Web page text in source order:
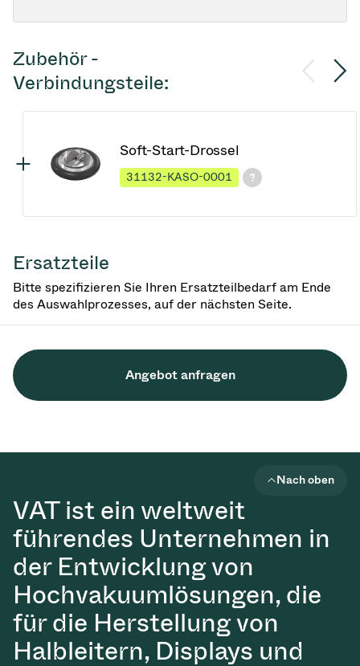
Zubehör -
Verbindungsteile:
Soft-Start-Drossel
31132-KASO-0001
Ersatzteile
Bitte spezifizieren Sie Ihren Ersatzteilbedarf am Ende
des Auswahlprozesses, auf der nächsten Seite.
Angebot anfragen
VAT ist ein weltweit
führendes Unternehmen in
der Entwicklung von
Hochvakuumlösungen, die
für die Herstellung von
Halbleitern, Displays und
Nach oben